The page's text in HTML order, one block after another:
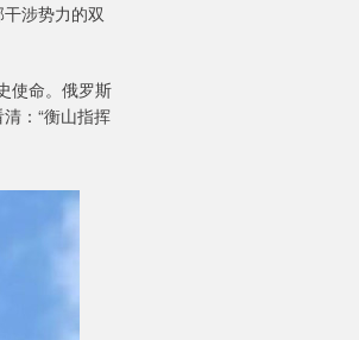
涉势力的双
使命。俄罗斯
：“衡山指挥